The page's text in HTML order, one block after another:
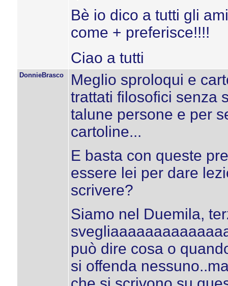
Bè io dico a tutti gli
come + preferisce!!!!
Ciao a tutti
DonnieBrasco
Meglio sproloqui e
trattati filosofici senza
talune persone e per
cartoline...
E basta con queste
essere lei per dare
scrivere?
Siamo nel Duemila,
può dire cosa o
si offenda